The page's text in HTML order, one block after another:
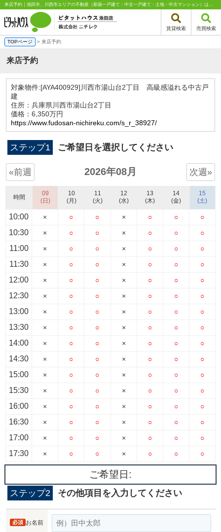
来店予約｜池田市、川西市エリアの不動産（新築一戸建て・中古一戸建て・土地・中古マンション）はピタットハウス池田店 株式会社ニチレク
賃貸検索 売買検索
TOPページ > 来店予約
来店予約
対象物件:[AYA400929]川西市湯山台2丁目 高級感溢れる中古戸
建
住所：兵庫県川西市湯山台2丁目
価格：6,350万円
https://www.fudosan-nichireku.com/s_r_38927/
ステップ1 ご希望日を選択してください
«前週 2026年08月 次週»
時間
10:00
10:30
11:00
11:30
12:00
12:30
13:00
13:30
14:00
14:30
15:00
15:30
16:00
16:30
17:00
17:30
09
(日)
×
×
×
×
×
×
×
×
×
×
×
×
×
×
×
×
10
(月)
○
○
○
○
○
○
○
○
○
○
○
○
○
○
○
○
11
(火)
○
○
○
○
○
○
○
○
○
○
○
○
○
○
○
○
12
(水)
×
×
×
×
×
×
×
×
×
×
×
×
×
×
×
×
13
(木)
○
○
○
○
○
○
○
○
○
○
○
○
○
○
○
○
14
(金)
○
○
○
○
○
○
○
○
○
○
○
○
○
○
○
○
15
(土)
○
○
○
○
○
○
○
○
○
○
○
○
○
○
○
○
ご希望日:
ステップ2 その他項目を入力してください
お名前
必須